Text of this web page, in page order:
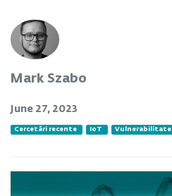
Mark Szabo
June 27, 2023
Cercetări recente IoT Vulnerabilitate